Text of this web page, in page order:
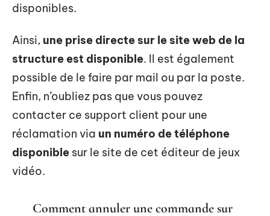
disponibles.
Ainsi, une prise directe sur le site web de la
structure est disponible. Il est également
possible de le faire par mail ou par la poste.
Enfin, n’oubliez pas que vous pouvez
contacter ce support client pour une
réclamation via un numéro de téléphone
disponible sur le site de cet éditeur de jeux
vidéo.
Comment annuler une commande sur